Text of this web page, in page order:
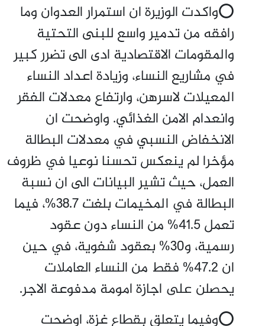
⭕واكدت الوزيرة ان استمرار العدوان وما
رافقه من تدمير واسع للبنى التحتية
والمقومات الاقتصادية ادى الى تضرر كبير
في مشاريع النساء، وزيادة اعداد النساء
المعيلات لاسرهن، وارتفاع معدلات الفقر
وانعدام الامن الغذائي. واوضحت ان
الانخفاض النسبي في معدلات البطالة
مؤخرا لم ينعكس تحسنا نوعيا في ظروف
العمل، حيث تشير البيانات الى ان نسبة
البطالة في المخيمات بلغت 38.7%، فيما
تعمل 41.5% من النساء دون عقود
رسمية، و30% بعقود شفوية، في حين
ان 47.2% فقط من النساء العاملات
يحصلن على اجازة امومة مدفوعة الاجر.
⭕وفيما يتعلق بقطاع غزة، اوضحت